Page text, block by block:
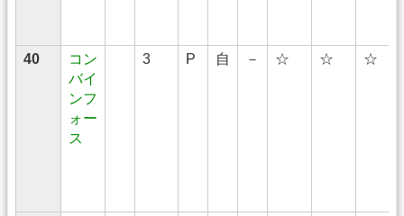
40
コン
バイ
ンフ
ォー
ス
3 P 自 － ☆ ☆ ☆